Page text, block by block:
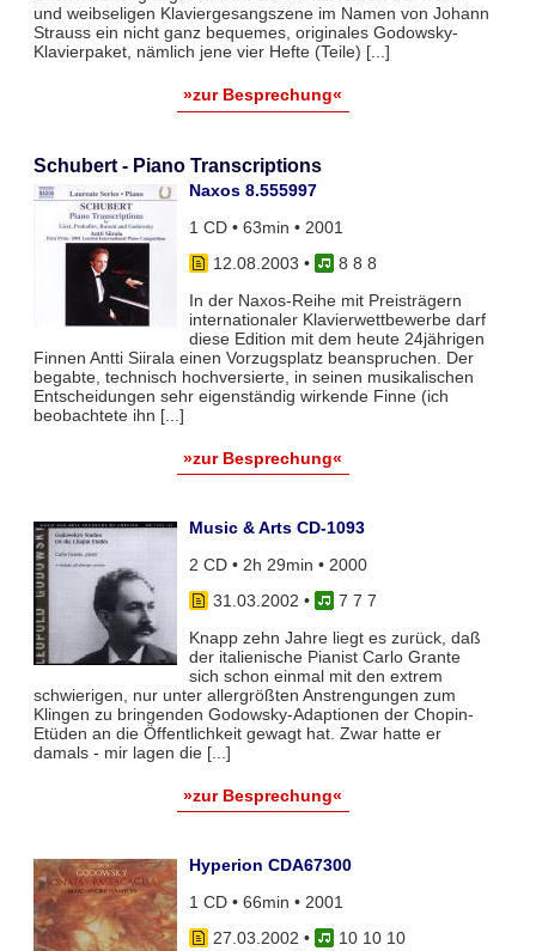
und weibseligen Klaviergesangszene im Namen von Johann
Strauss ein nicht ganz bequemes, originales Godowsky-
Klavierpaket, nämlich jene vier Hefte (Teile) [...]
»zur Besprechung«
Schubert - Piano Transcriptions
Naxos 8.555997
1 CD • 63min • 2001
12.08.2003 •
8 8 8
In der Naxos-Reihe mit Preisträgern
internationaler Klavierwettbewerbe darf
diese Edition mit dem heute 24jährigen
Finnen Antti Siirala einen Vorzugsplatz beanspruchen. Der
begabte, technisch hochversierte, in seinen musikalischen
Entscheidungen sehr eigenständig wirkende Finne (ich
beobachtete ihn [...]
»zur Besprechung«
Music & Arts CD-1093
2 CD • 2h 29min • 2000
31.03.2002 •
7 7 7
Knapp zehn Jahre liegt es zurück, daß
der italienische Pianist Carlo Grante
sich schon einmal mit den extrem
schwierigen, nur unter allergrößten Anstrengungen zum
Klingen zu bringenden Godowsky-Adaptionen der Chopin-
Etüden an die Öffentlichkeit gewagt hat. Zwar hatte er
damals - mir lagen die [...]
»zur Besprechung«
Hyperion CDA67300
1 CD • 66min • 2001
27.03.2002 •
10 10 10